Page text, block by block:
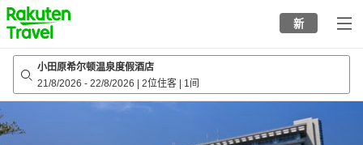
to
top
page
新
小田原希尔顿温泉度假酒店
21/8/2026 - 22/8/2026 2位住客 1间